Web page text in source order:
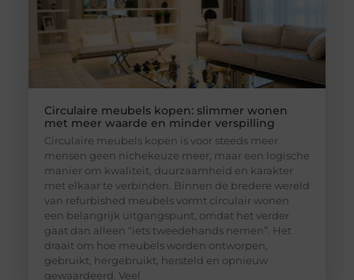
Circulaire meubels kopen: slimmer wonen
met meer waarde en minder verspilling
Circulaire meubels kopen is voor steeds meer
mensen geen nichekeuze meer, maar een logische
manier om kwaliteit, duurzaamheid en karakter
met elkaar te verbinden. Binnen de bredere wereld
van refurbished meubels vormt circulair wonen
een belangrijk uitgangspunt, omdat het verder
gaat dan alleen “iets tweedehands nemen”. Het
draait om hoe meubels worden ontworpen,
gebruikt, hergebruikt, hersteld en opnieuw
gewaardeerd. Veel